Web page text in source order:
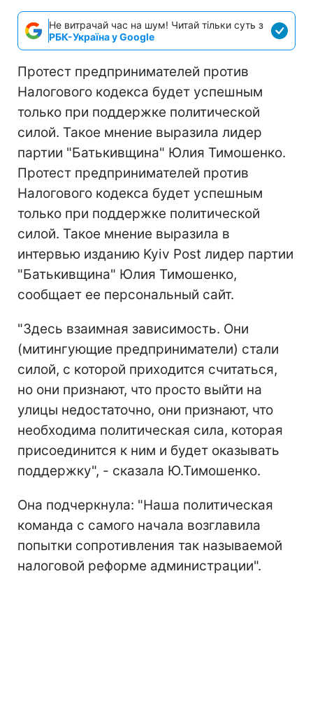
Не витрачай час на шум! Читай тільки суть з
РБК-Україна у Google
Протест предпринимателей против
Налогового кодекса будет успешным
только при поддержке политической
силой. Такое мнение выразила лидер
партии "Батькивщина" Юлия Тимошенко.
Протест предпринимателей против
Налогового кодекса будет успешным
только при поддержке политической
силой. Такое мнение выразила в
интервью изданию Kyiv Post лидер партии
"Батькивщина" Юлия Тимошенко,
сообщает ее персональный сайт.
"Здесь взаимная зависимость. Они
(митингующие предприниматели) стали
силой, с которой приходится считаться,
но они признают, что просто выйти на
улицы недостаточно, они признают, что
необходима политическая сила, которая
присоединится к ним и будет оказывать
поддержку", - сказала Ю.Тимошенко.
Она подчеркнула: "Наша политическая
команда с самого начала возглавила
попытки сопротивления так называемой
налоговой реформе администрации".